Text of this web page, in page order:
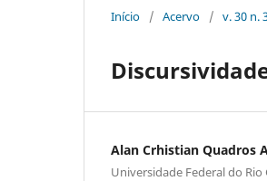
Início / Acervo / v. 30 n.
Alan Crhistian Quadros
Universidade Federal do Rio